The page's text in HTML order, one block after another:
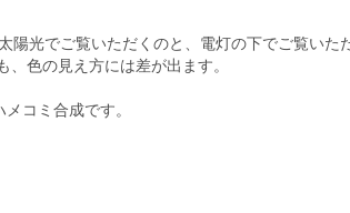
陽光でご覧いただくのと、電灯の下でご覧い
色の見え方には差が出ます。
コミ合成です。